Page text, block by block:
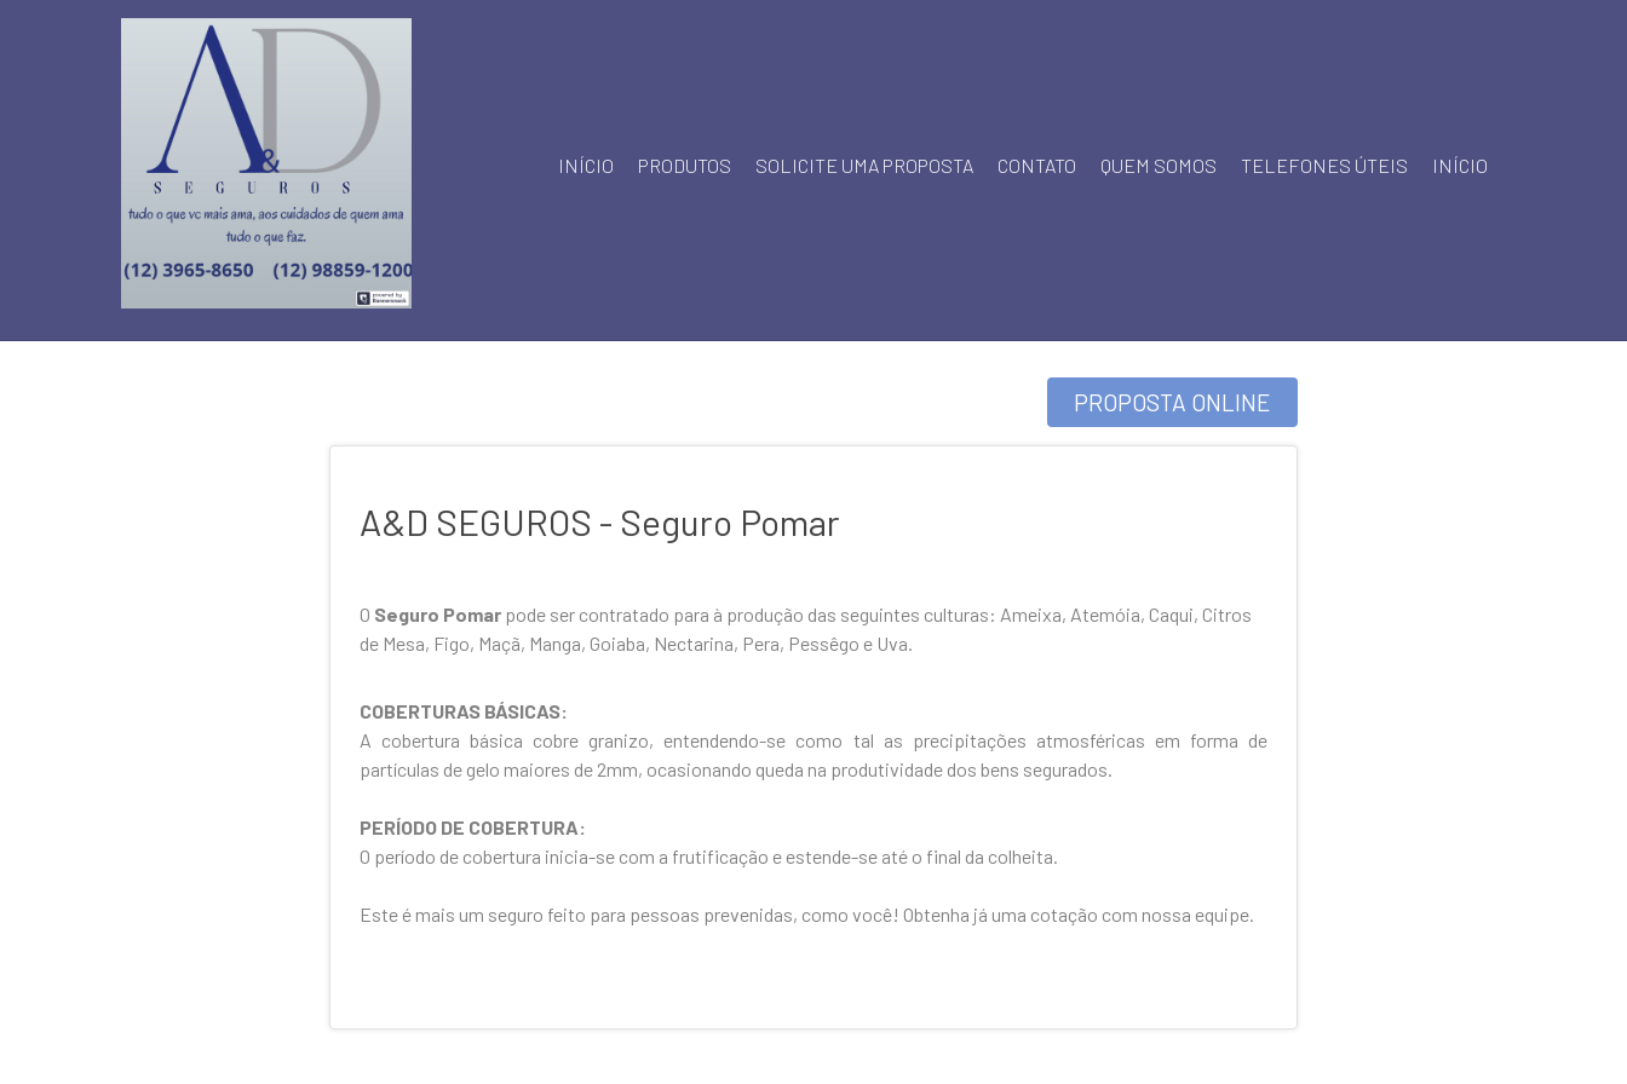
INÍCIO PRODUTOS SOLICITE UMA PROPOSTA CONTATO QUEM SOMOS TELEFONES ÚTEIS INÍCIO
PROPOSTA ONLINE
A&D SEGUROS - Seguro Pomar
O Seguro Pomar pode ser contratado para à produção das seguintes culturas: Ameixa, Atemóia, Caqui, Citros
de Mesa, Figo, Maçã, Manga, Goiaba, Nectarina, Pera, Pessêgo e Uva.
COBERTURAS BÁSICAS:
A cobertura básica cobre granizo, entendendo-se como tal as precipitações atmosféricas em forma de
partículas de gelo maiores de 2mm, ocasionando queda na produtividade dos bens segurados.
PERÍODO DE COBERTURA:
O período de cobertura inicia-se com a frutificação e estende-se até o final da colheita.
Este é mais um seguro feito para pessoas prevenidas, como você! Obtenha já uma cotação com nossa equipe.